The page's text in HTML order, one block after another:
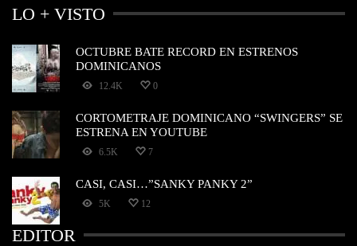
LO + VISTO
OCTUBRE BATE RECORD EN ESTRENOS
DOMINICANOS
12.4K 0
CORTOMETRAJE DOMINICANO “SWINGERS” SE
ESTRENA EN YOUTUBE
6.5K 7
CASI, CASI…”SANKY PANKY 2”
5K 12
EDITOR